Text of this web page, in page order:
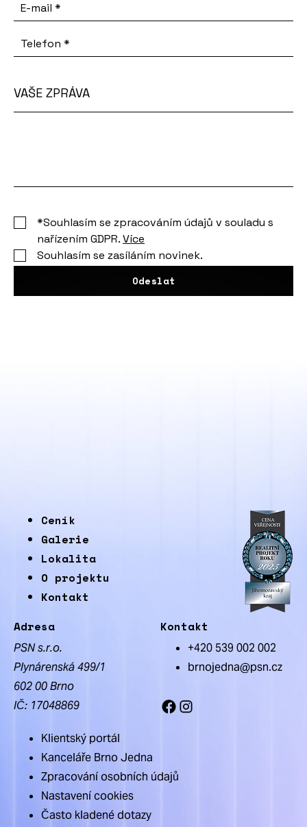
E-mail *
Telefon *
VAŠE ZPRÁVA
*Souhlasím se zpracováním údajů v souladu s
nařízením GDPR.Více
Souhlasím se zasíláním novinek.
Odeslat
Ceník
Galerie
Lokalita
O projektu
Kontakt
Adresa
PSN s.r.o.
Plynárenská 499/1
602 00 Brno
IČ: 17048869
Kontakt
+420 539 002 002
brnojedna@psn.cz
Facebook
Instagram
Klientský portál
Kanceláře Brno Jedna
Zpracování osobních údajů
Nastavení cookies
Často kladené dotazy